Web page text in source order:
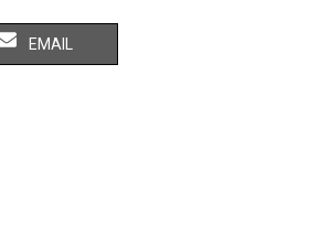
EMAIL